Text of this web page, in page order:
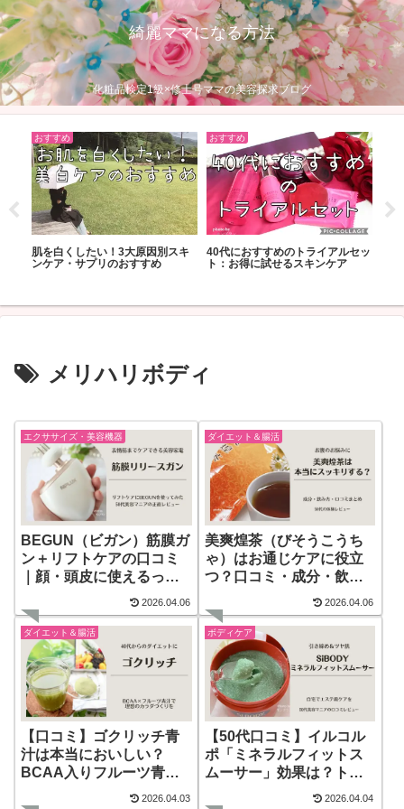
綺麗ママになる方法
化粧品検定1級×修士号ママの美容探求ブログ
おすすめ
肌を白くしたい！3大原因別スキ
ンケア・サプリのおすすめ
おすすめ
40代におすすめのトライアルセッ
ト：お得に試せるスキンケア
メリハリボディ
エクササイズ・美容機器
BEGUN（ビガン）筋膜ガ
ン＋リフトケアの口コミ
｜顔・頭皮に使えるって
2026.04.06
ダイエット＆腸活
美爽煌茶（びそうこうち
ゃ）はお通じケアに役立
つ？口コミ・成分・飲み
方まで正直レビュー
2026.04.06
ダイエット＆腸活
【口コミ】ゴクリッチ青
汁は本当においしい？
BCAA入りフルーツ青汁
で40代からのダイエット
2026.04.03
ボディケア
【50代口コミ】イルコル
ポ「ミネラルフィットス
ムーサー」効果は？トラ
イアルで引き締め＆つや
2026.04.04